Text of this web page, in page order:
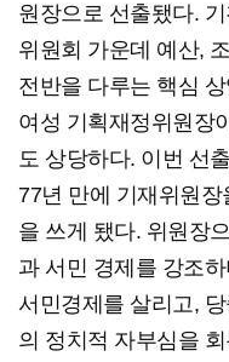
원장으로 선출됐다.
위원회 가운데 예산,
전반을 다루는 핵심
여성 기획재정위원장
도 상당하다. 이번 선
77년 만에 기재위원
을 쓰게 됐다. 위원장
과 서민 경제를 강조
서민경제를 살리고,
의 정치적 자부심을